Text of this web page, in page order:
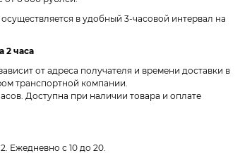
в удобный 3-часовой интервал на
2 часа
от адреса получателя и времени доставки в
транспортной компании.
Доступна при наличии товара и оплате
Ежедневно с 10 до 20.